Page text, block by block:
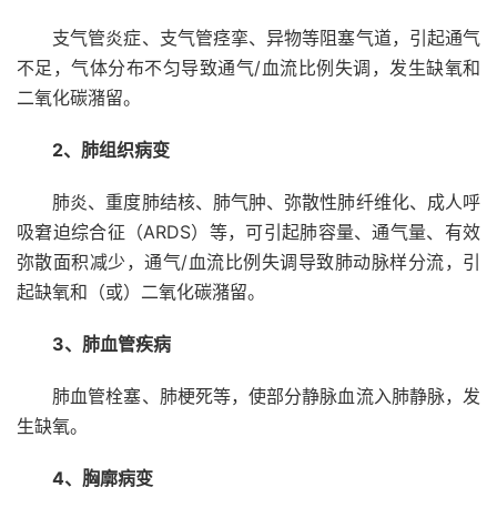
支气管炎症、支气管痉挛、异物等阻塞气道，引起通气
不足，气体分布不匀导致通气/血流比例失调，发生缺氧和
二氧化碳潴留。
2、肺组织病变
肺炎、重度肺结核、肺气肿、弥散性肺纤维化、成人呼
吸窘迫综合征（ARDS）等，可引起肺容量、通气量、有效
弥散面积减少，通气/血流比例失调导致肺动脉样分流，引
起缺氧和（或）二氧化碳潴留。
3、肺血管疾病
肺血管栓塞、肺梗死等，使部分静脉血流入肺静脉，发
生缺氧。
4、胸廓病变